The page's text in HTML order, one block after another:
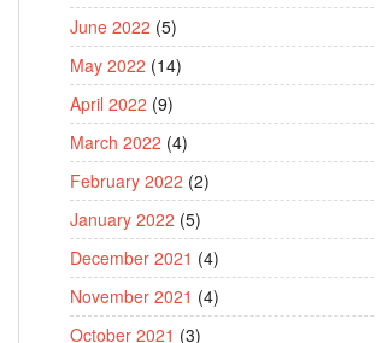
June 2022 (5)
May 2022 (14)
April 2022 (9)
March 2022 (4)
February 2022 (2)
January 2022 (5)
December 2021 (4)
November 2021 (4)
October 2021 (3)